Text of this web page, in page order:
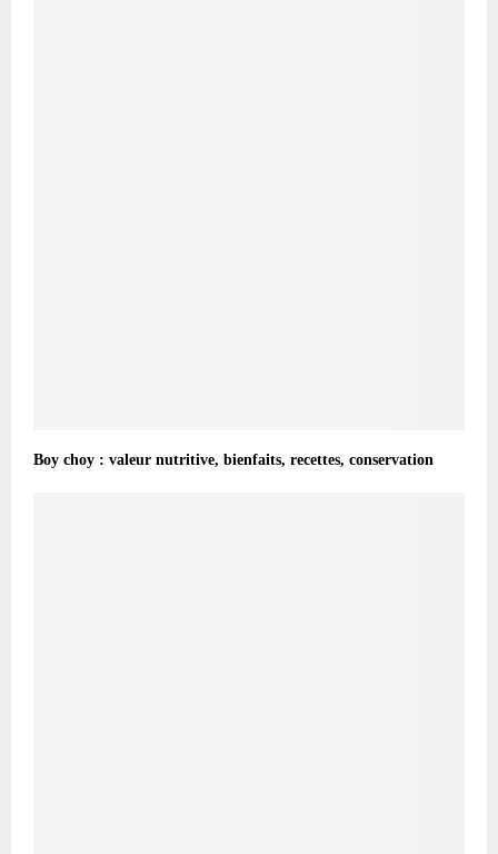
Boy choy : valeur nutritive, bienfaits, recettes, conservation